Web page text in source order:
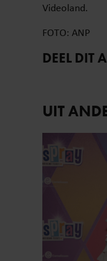
Videoland.
FOTO: ANP
DEEL DIT
UIT